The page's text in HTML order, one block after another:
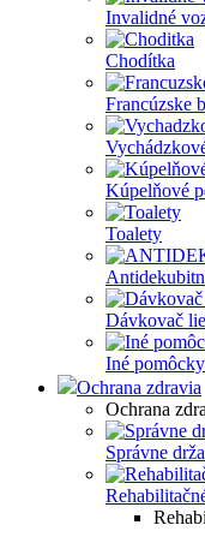
Invalidné
Chodítka
Francúzske
Kúpelňové
Toalety
Dávkovač
Iné
Ochrana zdravia
Ochrana
Správne